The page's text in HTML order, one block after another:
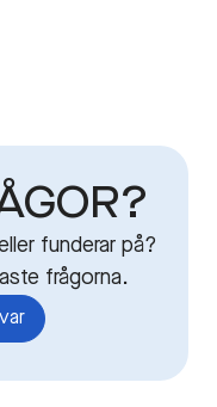
funderar på?
frågorna.